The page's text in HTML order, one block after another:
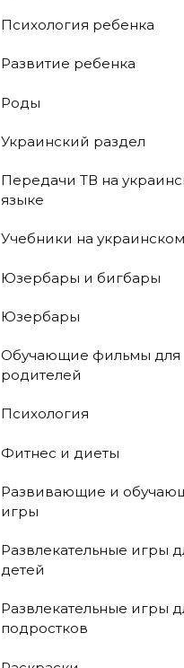
Психология ребенка
Развитие ребенка
Роды
Украинский раздел
Передачи ТВ на
языке
Учебники на
Юзербары и бигбары
Юзербары
Обучающие фильмы для
родителей
Психология
Фитнес и диеты
Развивающие и
игры
Развлекательные игры
детей
Развлекательные игры
подростков